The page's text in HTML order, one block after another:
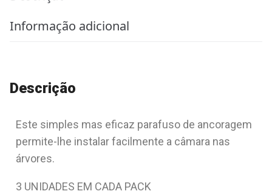
Informação adicional
Descrição
Este simples mas eficaz parafuso de ancoragem
permite-lhe instalar facilmente a câmara nas
árvores.
3 UNIDADES EM CADA PACK